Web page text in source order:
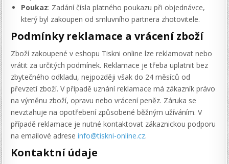
Poukaz: Zadání čísla platného poukazu při objednávce,
který byl zakoupen od smluvního partnera zhotovitele.
Podmínky reklamace a vrácení zboží
Zboží zakoupené v eshopu Tiskni online lze reklamovat nebo
vrátit za určitých podmínek. Reklamace je třeba uplatnit bez
zbytečného odkladu, nejpozději však do 24 měsíců od
převzetí zboží. V případě uznání reklamace má zákazník právo
na výměnu zboží, opravu nebo vrácení peněz. Záruka se
nevztahuje na opotřebení způsobené běžným užíváním. V
případě reklamace je nutné kontaktovat zákaznickou podporu
na emailové adreseinfo@tiskni-online.cz.
Kontaktní údaje